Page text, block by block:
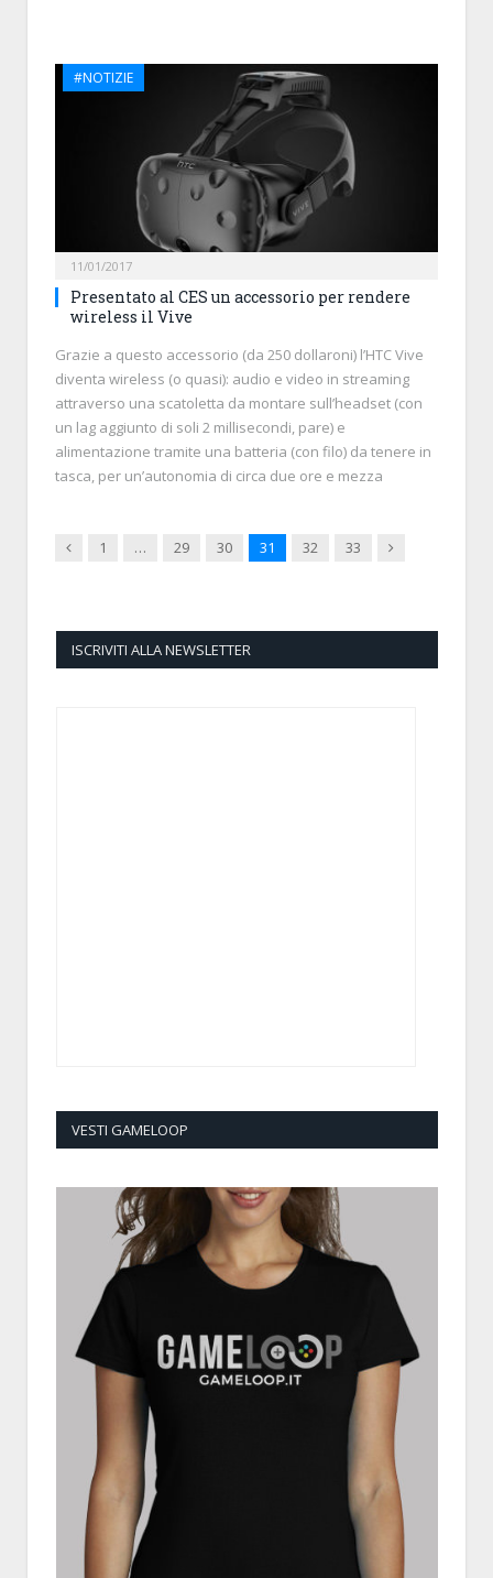
#NOTIZIE
11/01/2017
Presentato al CES un accessorio per rendere
wireless il Vive
Grazie a questo accessorio (da 250 dollaroni) l’HTC Vive
diventa wireless (o quasi): audio e video in streaming
attraverso una scatoletta da montare sull’headset (con
un lag aggiunto di soli 2 millisecondi, pare) e
alimentazione tramite una batteria (con filo) da tenere in
tasca, per un’autonomia di circa due ore e mezza
Previous
1 … 29 30 31 32 33 Next
ISCRIVITI ALLA NEWSLETTER
VESTI GAMELOOP